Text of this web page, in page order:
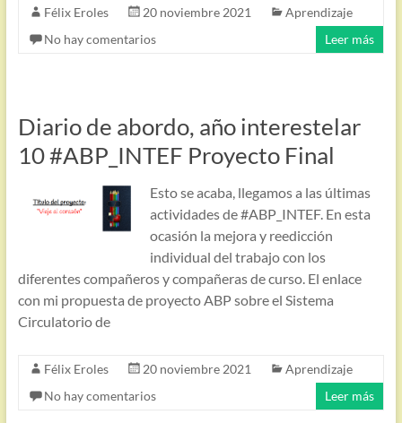
Félix Eroles 20 noviembre 2021
Aprendizaje
No hay comentarios
Leer más
Diario de abordo, año interestelar
10 #ABP_INTEF Proyecto Final
Esto se acaba, llegamos a las últimas
actividades de #ABP_INTEF. En esta
ocasión la mejora y reedicción
individual del trabajo con los
diferentes compañeros y compañeras de curso. El enlace
con mi propuesta de proyecto ABP sobre el Sistema
Circulatorio de
Félix Eroles 20 noviembre 2021
Aprendizaje
No hay comentarios
Leer más